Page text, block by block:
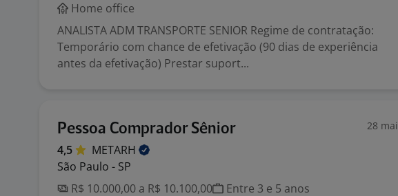
Home office
ANALISTA ADM TRANSPORTE SENIOR Regime de contratação:
Temporário com chance de efetivação (90 dias de experiência
antes da efetivação) Prestar suport...
Pessoa Comprador Sênior 28 mai
4,5
METARH
São Paulo - SP
R$ 10.000,00 a R$ 10.100,00
Entre 3 e 5 anos